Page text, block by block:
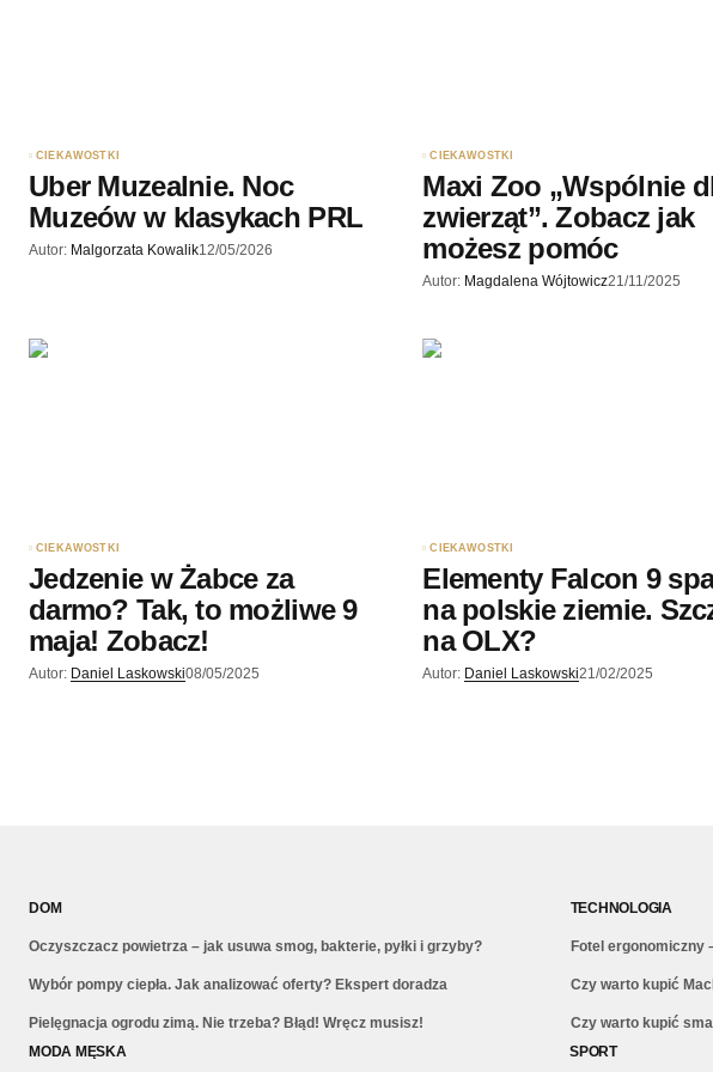
CIEKAWOSTKI
Uber Muzealnie. Noc
Muzeów w klasykach PRL
Autor: Malgorzata Kowalik12/05/2026
CIEKAWOSTKI
Maxi Zoo „Wspólnie
zwierząt”. Zobacz jak
możesz pomóc
Autor: Magdalena Wójtowicz21/11/2025
CIEKAWOSTKI
Jedzenie w Żabce za
darmo? Tak, to możliwe 9
maja! Zobacz!
Autor: Daniel Laskowski08/05/2025
CIEKAWOSTKI
Elementy Falcon 9
na polskie ziemie.
na OLX?
Autor: Daniel Laskowski21/02/2025
DOM
Oczyszczacz powietrza – jak usuwa smog, bakterie, pyłki i grzyby?
Wybór pompy ciepła. Jak analizować oferty? Ekspert doradza
Pielęgnacja ogrodu zimą. Nie trzeba? Błąd! Wręcz musisz!
TECHNOLOGIA
Fotel ergonomiczny
Czy warto kupić
Czy warto kupić
MODA MĘSKA
SPORT